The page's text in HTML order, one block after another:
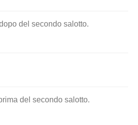
del secondo salotto.
del secondo salotto.